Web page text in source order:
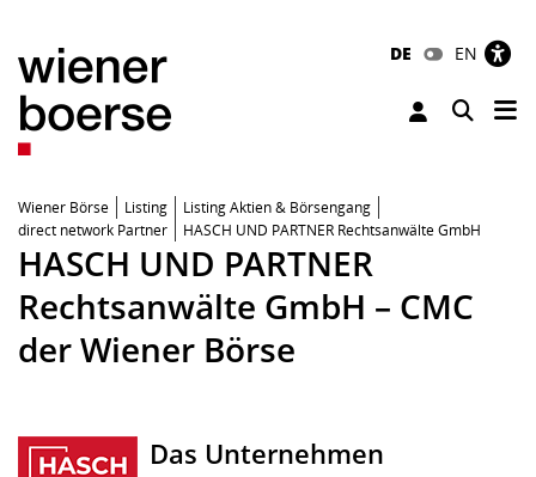
DE EN
Toggle
Wiener Börse Listing
Listing Aktien & Börsengang
direct network Partner
HASCH UND PARTNER Rechtsanwälte GmbH
HASCH UND PARTNER
Rechtsanwälte GmbH – CMC
der Wiener Börse
Das Unternehmen